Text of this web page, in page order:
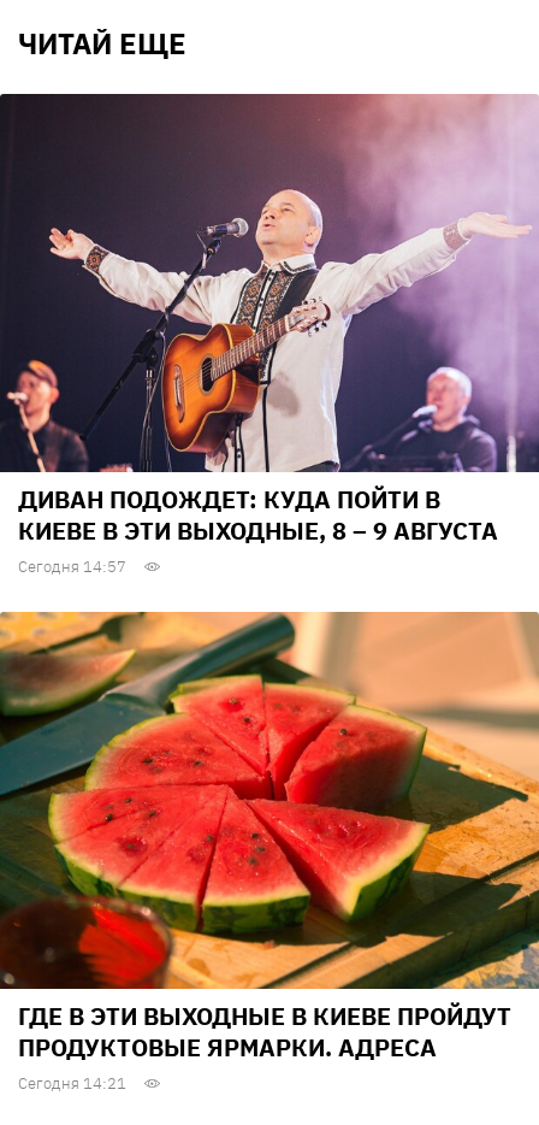
ЧИТАЙ ЕЩЕ
ДИВАН ПОДОЖДЕТ: КУДА ПОЙТИ В
КИЕВЕ В ЭТИ ВЫХОДНЫЕ, 8 – 9 АВГУСТА
Сегодня 14:57
ГДЕ В ЭТИ ВЫХОДНЫЕ В КИЕВЕ ПРОЙДУТ
ПРОДУКТОВЫЕ ЯРМАРКИ. АДРЕСА
Сегодня 14:21